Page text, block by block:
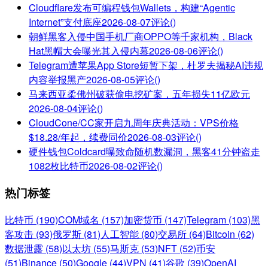
Cloudflare发布可编程钱包Wallets，构建“Agentic
Internet”支付底座2026-08-07评论()
朝鲜黑客入侵中国手机厂商OPPO等千家机构，Black
Hat黑帽大会曝光其入侵内幕2026-08-06评论()
Telegram遭苹果App Store短暂下架，杜罗夫揭秘AI违规
内容举报黑产2026-08-05评论()
马来西亚柔佛州破获偷电挖矿案，五年损失11亿欧元
2026-08-04评论()
CloudCone/CC家开启九周年庆典活动：VPS价格
$18.28/年起，续费同价2026-08-03评论()
硬件钱包Coldcard曝致命随机数漏洞，黑客41分钟盗走
1082枚比特币2026-08-02评论()
热门标签
比特币 (190)COM域名 (157)加密货币 (147)Telegram (103)黑
客攻击 (93)俄罗斯 (81)人工智能 (80)交易所 (64)Bitcoin (62)
数据泄露 (58)以太坊 (55)马斯克 (53)NFT (52)币安
(51)Binance (50)Google (44)VPN (41)谷歌 (39)OpenAI